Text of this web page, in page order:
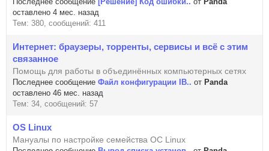
оставлено 4 мес. назад
Тем: 380, сообщений: 411
Интернет: браузеры, торренты, сервисы и всё с этим
связанное
Помощь для работы в объединённых компьютерных сетях
Последнее сообщение Файл конфигурации IB.. от Panda
оставлено 46 мес. назад
Тем: 34, сообщений: 57
OS Linux
Мануалы по настройке семейства ОС Linux